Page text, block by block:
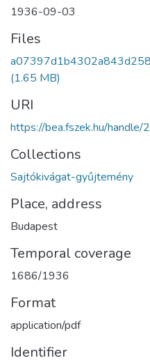
1936-09-03
Files
(1.65 MB)
URI
https://bea.fszek.hu/
Collections
Sajtókivágat-gyűjtemény
Place, address
Budapest
Temporal coverage
1686/1936
Format
application/pdf
Identifier